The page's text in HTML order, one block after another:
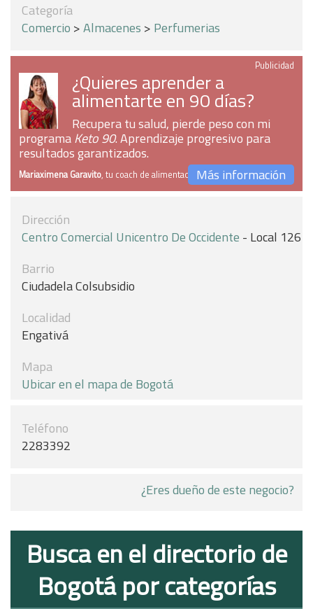
Categoría
Comercio >Almacenes > Perfumerias
Publicidad
¿Quieres aprender a
alimentarte en 90 días?
Recupera tu salud, pierde peso con mi
programaKeto 90. Aprendizaje progresivo para
resultados garantizados.
Mariaximena Garavito, tu coach de alimentaciónMás información
Dirección
Centro Comercial Unicentro De Occidente - Local 126
Barrio
Ciudadela Colsubsidio
Localidad
Engativá
Mapa
Ubicar en el mapa de Bogotá
Teléfono
2283392
¿Eres dueño de este negocio?
Busca en el directorio de
Bogotá por categorías